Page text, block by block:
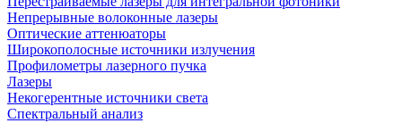
Непрерывные волоконные лазеры
Оптические аттенюаторы
Широкополосные источники излучения
Профилометры лазерного пучка
Лазеры
Некогерентные источники света
Спектральный анализ